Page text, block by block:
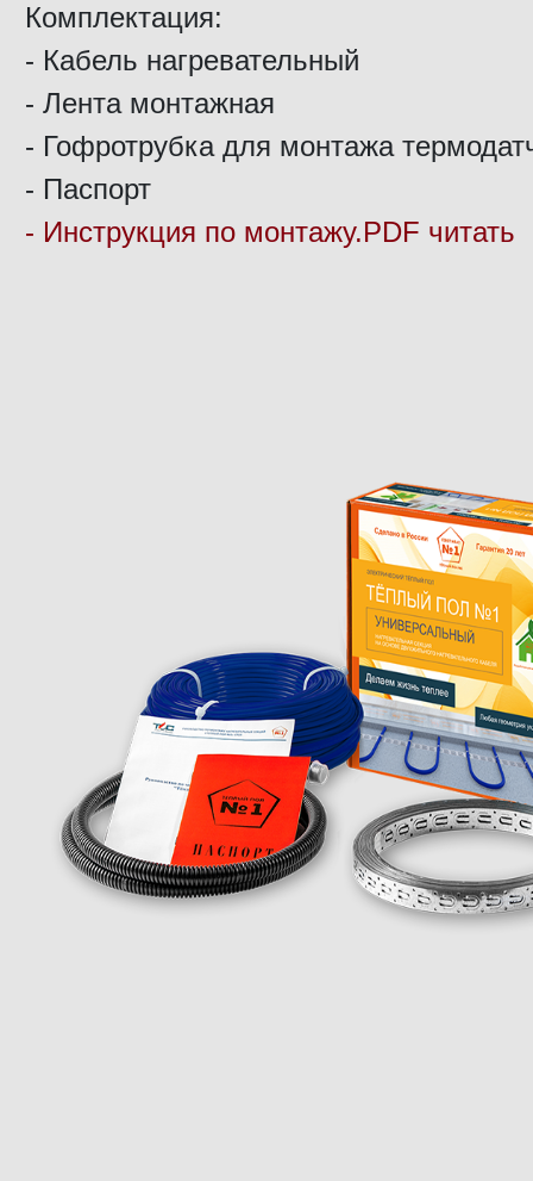
Комплектация:
- Кабель нагревательный
- Лента монтажная
- Гофротрубка для монтажа
- Паспорт
- Инструкция по монтажу.PDF читать